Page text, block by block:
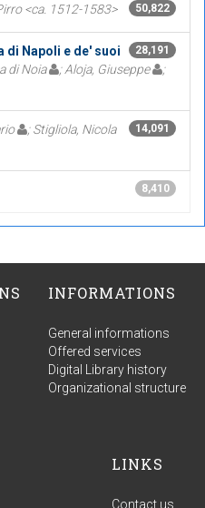
50,822
<ca. 1512-1583>
28,191
di Napoli e de' suoi
di Noia ; Aloja, Giuseppe
;
14,091
; Stigliola, Nicola
8,410
INFORMATIONS
General informations
Offered services
Digital Library history
Organizational structure
LINKS
Contact us